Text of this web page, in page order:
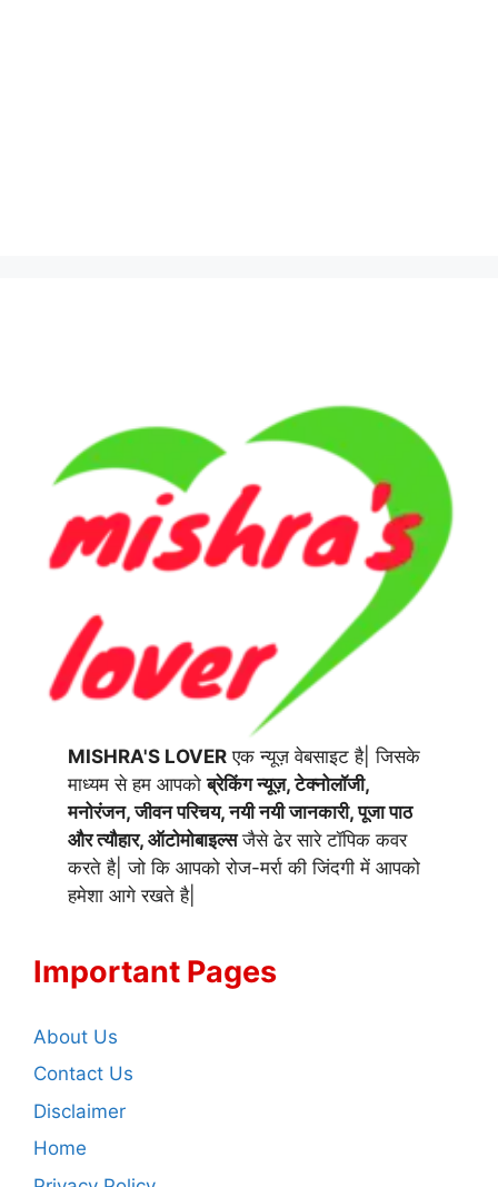
MISHRA'S LOVER एक न्यूज़ वेबसाइट है| जिसके
माध्यम से हम आपकोब्रेकिंग न्यूज़, टेक्नोलॉजी,
मनोरंजन, जीवन परिचय, नयी नयी जानकारी, पूजा पाठ
और त्यौहार, ऑटोमोबाइल्सजैसे ढेर सारे टॉपिक कवर
करते है| जो कि आपको रोज-मर्रा की जिंदगी में आपको
हमेशा आगे रखते है|
Important Pages
About Us
Contact Us
Disclaimer
Home